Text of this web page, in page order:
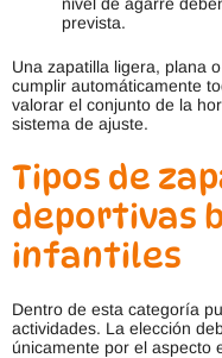
prevista.
Una zapatilla ligera, plana
cumplir automáticamente
valorar el conjunto de la
sistema de ajuste.
Tipos de
deportivas
infantiles
Dentro de esta categoría
actividades. La elección
únicamente por el aspecto